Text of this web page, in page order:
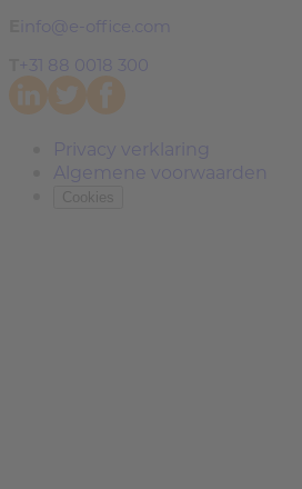
+31 88 0018 300
Privacy verklaring
Algemene voorwaarden